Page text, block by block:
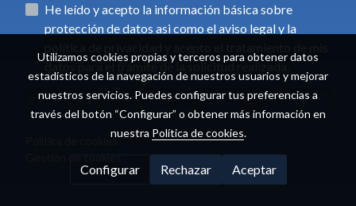
He leído y acepto la información básica sobre
protección de datos asi como el aviso legal y la
datos para el trámite de la solicitud realizada.
Enviar
Política de cookies
Utilizamos cookies propias y terceros para obtener datos
estadísticos de la navegación de nuestros usuarios y mejorar
nuestros servicios. Puedes configurar tus preferencias a
través del botón “Configurar” o obtener más información en
nuestra Política de cookies.
Configurar Rechazar Aceptar